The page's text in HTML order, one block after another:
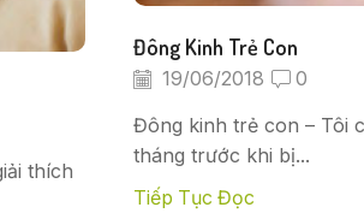
thích
Đông Kinh Trẻ Con
19/06/2018 0
Đông kinh trẻ con – Tôi
tháng trước khi bị...
Tiếp Tục Đọc